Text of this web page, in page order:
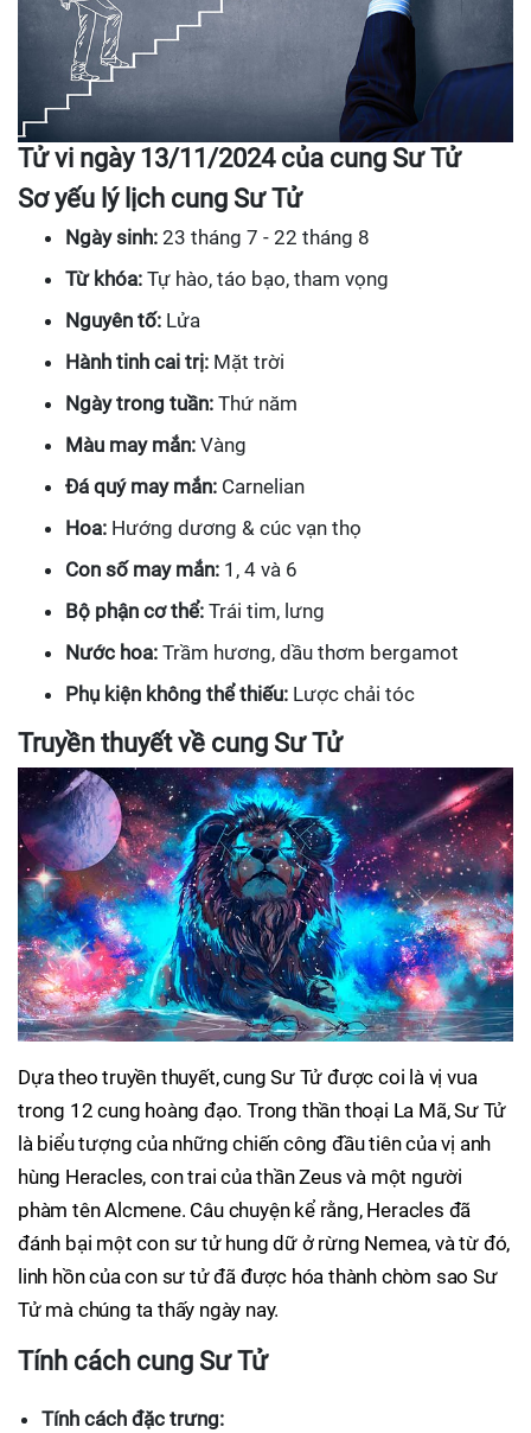
Tử vi ngày 13/11/2024 của cung Sư Tử
Sơ yếu lý lịch cung Sư Tử
Ngày sinh: 23 tháng 7 - 22 tháng 8
Từ khóa: Tự hào, táo bạo, tham vọng
Nguyên tố: Lửa
Hành tinh cai trị: Mặt trời
Ngày trong tuần: Thứ năm
Màu may mắn: Vàng
Đá quý may mắn: Carnelian
Hoa: Hướng dương & cúc vạn thọ
Con số may mắn: 1, 4 và 6
Bộ phận cơ thể: Trái tim, lưng
Nước hoa: Trầm hương, dầu thơm bergamot
Phụ kiện không thể thiếu: Lược chải tóc
Truyền thuyết về cung Sư Tử
Dựa theo truyền thuyết, cung Sư Tử được coi là vị vua
trong 12 cung hoàng đạo. Trong thần thoại La Mã, Sư Tử
là biểu tượng của những chiến công đầu tiên của vị anh
hùng Heracles, con trai của thần Zeus và một người
phàm tên Alcmene. Câu chuyện kể rằng, Heracles đã
đánh bại một con sư tử hung dữ ở rừng Nemea, và từ đó,
linh hồn của con sư tử đã được hóa thành chòm sao Sư
Tử mà chúng ta thấy ngày nay.
Tính cách cung Sư Tử
Tính cách đặc trưng: